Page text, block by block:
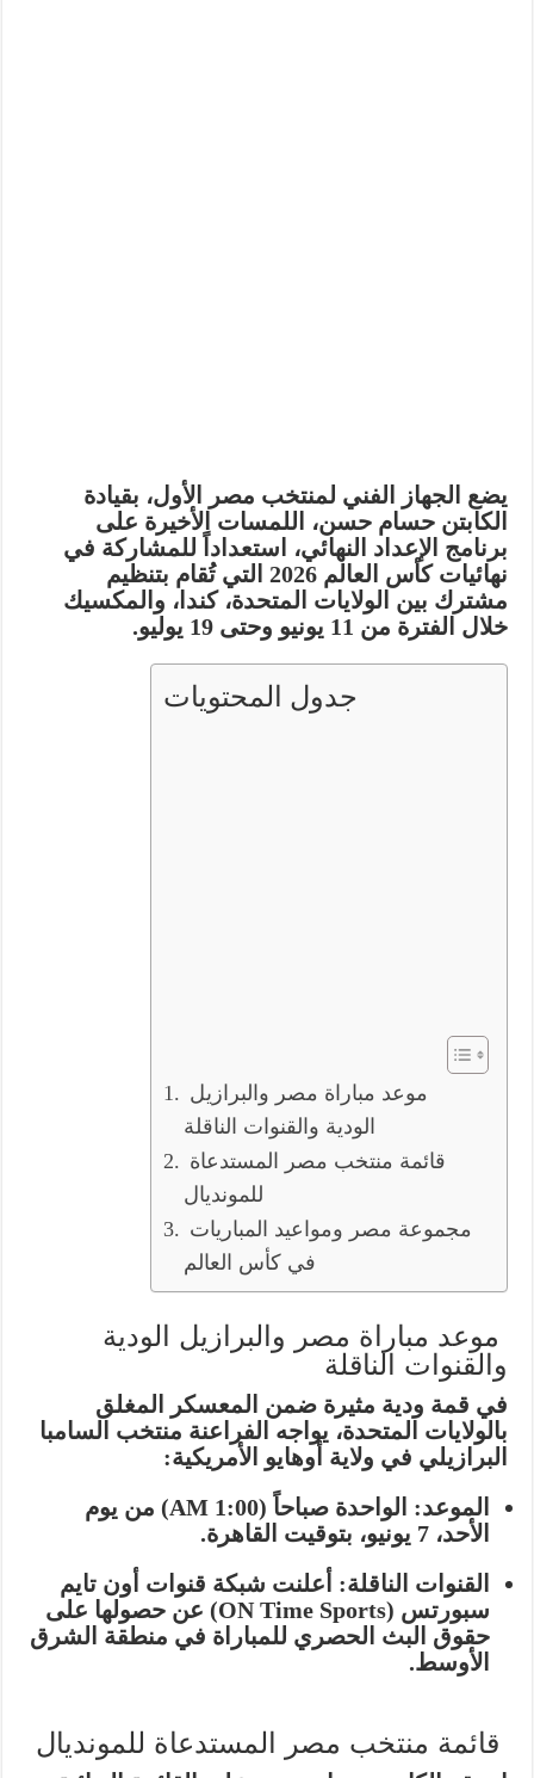
يضع الجهاز الفني لمنتخب مصر الأول، بقيادة
الكابتنحسام حسن، اللمسات الأخيرة على
برنامج الإعداد النهائي، استعداداً للمشاركة في
نهائيات كأس العالم 2026 التي تُقام بتنظيم
مشترك بين الولايات المتحدة، كندا، والمكسيك
خلال الفترة من 11 يونيو وحتى 19 يوليو.
جدول المحتويات
الودية والقنوات الناقلة
للمونديال
في كأس العالم
موعد مباراة مصر والبرازيل الودية
والقنوات الناقلة
في قمة ودية مثيرة ضمن المعسكر المغلق
بالولايات المتحدة، يواجه الفراعنة منتخب السامبا
البرازيلي في ولاية أوهايو الأمريكية:
الموعد:
الواحدة صباحاً (1:00 AM) من يوم
الأحد، 7 يونيو، بتوقيت القاهرة.
القنوات الناقلة: أعلنت شبكة قنوات أون تايم
سبورتس (ON Time Sports)
عن حصولها على
حقوق البث الحصري للمباراة في منطقة الشرق
الأوسط.
قائمة منتخب مصر المستدعاة للمونديال